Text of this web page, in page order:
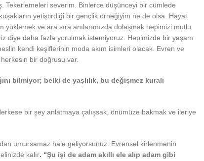
Tekerlemeleri severim. Binlerce düşünceyi bir cümlede
yetiştirdiği bir gençlik örneğiyim ne de olsa. Hayat
ve ara sıra anılarımızda dolaşmak hepimizi mutlu
diye daha fazla yorulmak istemiyoruz. Hepimizde bir yaşam
kendi keşiflerinin moda akım isimleri olacak. Evren ve
bir doğrusu var.
bilmiyor; belki de yaşlılık, bu değişmez kuralı
bir şey anlatmaya çalışsak, önümüze bakmak ve ileriye
umursamaz hale geliyorsunuz. Evrensel kirlenmenin
kalır. “Şu işi de adam akıllı ele alıp adam gibi